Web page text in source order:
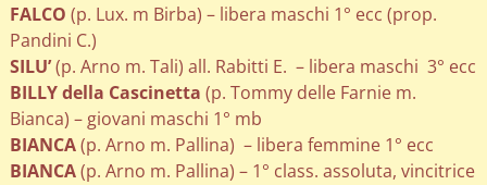
FALCO (p. Lux. m Birba) – libera maschi 1° ecc (prop.
Pandini C.)
SILU’(p. Arno m. Tali) all. Rabitti E. – libera maschi 3° ecc
BILLY della Cascinetta (p. Tommy delle Farnie m.
Bianca) – giovani maschi 1° mb
BIANCA(p. Arno m. Pallina) – libera femmine 1° ecc
BIANCA(p. Arno m. Pallina) – 1° class. assoluta, vincitrice